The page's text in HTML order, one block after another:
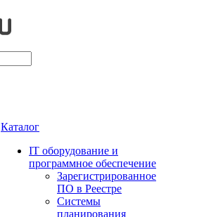
Каталог
IT оборудование и
программное обеспечение
Зарегистрированное
ПО в Реестре
Системы
планирования